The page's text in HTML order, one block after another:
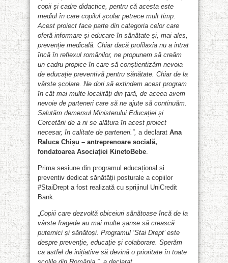
copii și cadre didactice, pentru că acesta este
mediul în care copilul școlar petrece mult timp.
Acest proiect face parte din categoria celor care
oferă informare și educare în sănătate și, mai ales,
prevenție medicală. Chiar dacă profilaxia nu a intrat
încă în reflexul românilor, ne propunem să creăm
un cadru propice în care să conștientizăm nevoia
de educație preventivă pentru sănătate. Chiar de la
vârste școlare. Ne dori să extindem acest program
în cât mai multe localități din țară, de aceea avem
nevoie de parteneri care să ne ajute să continuăm.
Salutăm demersul Ministerului Educației și
Cercetării de a ni se alătura în acest proiect
necesar, în calitate de parteneri.”, a declarat Ana
Raluca Chișu – antreprenoare socială,
fondatoarea Asociației KinetoBebe.
Prima sesiune din programul educațional și
preventiv dedicat sănătății posturale a copiilor
#StaiDrept a fost realizată cu sprijinul UniCredit
Bank.
„Copiii care dezvoltă obiceiuri sănătoase încă de la
vârste fragede au mai multe șanse să crească
puternici și sănătoși. Programul ‘Stai Drept’ este
despre prevenție, educație și colaborare. Sperăm
ca astfel de inițiative să devină o prioritate în toate